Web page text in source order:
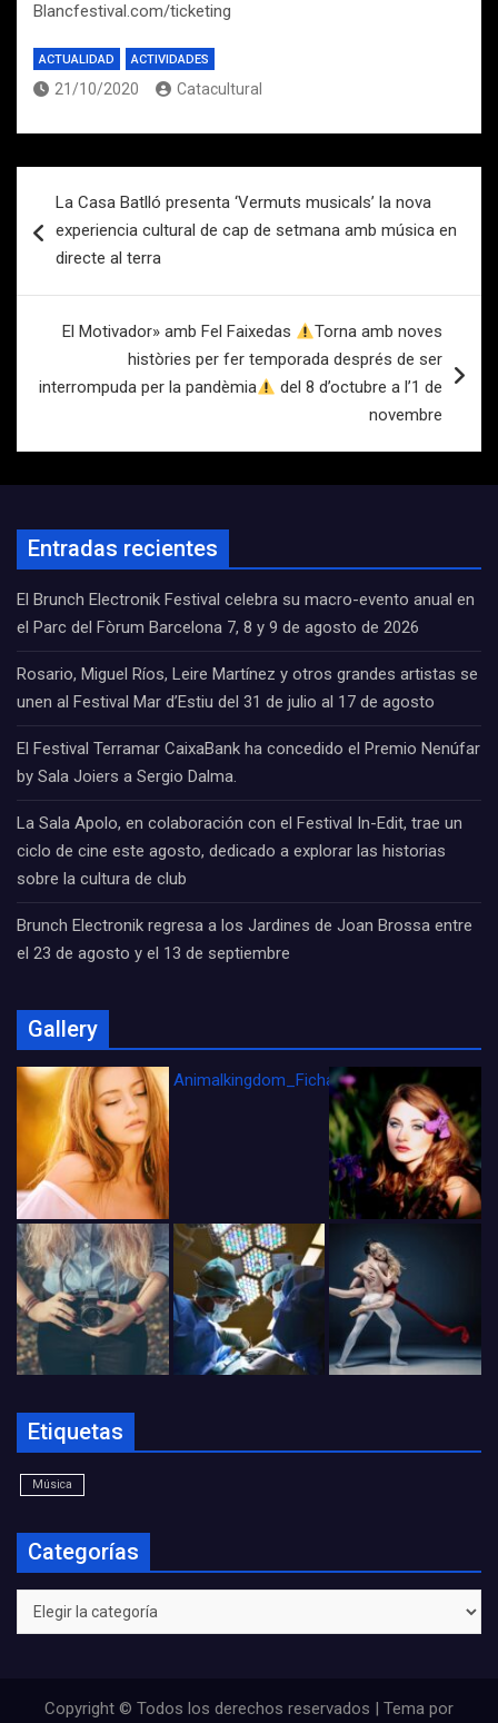
Blancfestival.com/ticketing
ACTUALIDAD ACTIVIDADES
21/10/2020 Catacultural
de
entradas
La Casa Batlló presenta ‘Vermuts musicals’ la nova
experiencia cultural de cap de setmana amb música en
directe al terra
El Motivador» amb Fel Faixedas
Torna amb noves
històries per fer temporada després de ser
interrompuda per la pandèmia
del 8 d’octubre a l’1 de
novembre
Entradas recientes
El Brunch Electronik Festival celebra su macro-evento anual en
el Parc del Fòrum Barcelona 7, 8 y 9 de agosto de 2026
Rosario, Miguel Ríos, Leire Martínez y otros grandes artistas se
unen al Festival Mar d’Estiu del 31 de julio al 17 de agosto
El Festival Terramar CaixaBank ha concedido el Premio Nenúfar
by Sala Joiers a Sergio Dalma.
La Sala Apolo, en colaboración con el Festival In-Edit, trae un
ciclo de cine este agosto, dedicado a explorar las historias
sobre la cultura de club
Brunch Electronik regresa a los Jardines de Joan Brossa entre
el 23 de agosto y el 13 de septiembre
Gallery
Animalkingdom_FichaCine
Etiquetas
Música
Categorías
Categorías
Copyright © Todos los derechos reservados | Tema por